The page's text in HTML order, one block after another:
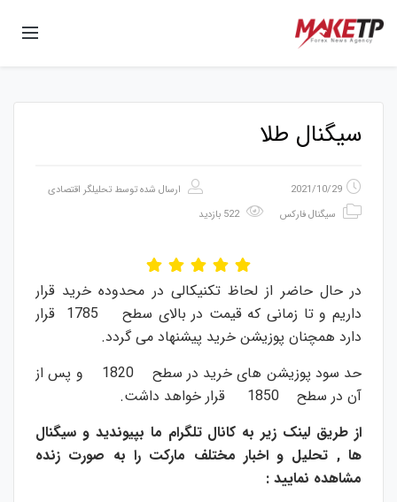
سیگنال طلا
2021/10/29 ارسال شده توسط تحلیلگر اقتصادی
سیگنال فارکس
522 بازدید
در حال حاضر از لحاظ تکنیکالی در محدوده خرید قرار
داریم و تا زمانی که قیمت در بالای سطح 1785 قرار
دارد همچنان پوزیشن خرید پیشنهاد می گردد.
حد سود پوزیشن های خرید در سطح 1820 و پس از
آن در سطح 1850 قرار خواهد داشت.
از طریق لینک زیر به کانال تلگرام ما بپیوندید و سیگنال
ها , تحلیل و اخبار مختلف مارکت را به صورت زنده
مشاهده نمایید :